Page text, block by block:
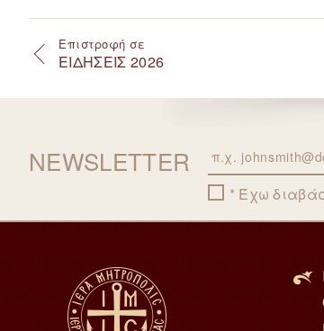
Επιστροφή σε
ΕΙΔΗΣΕΙΣ 2026
NEWSLETTER
Email
Έχω